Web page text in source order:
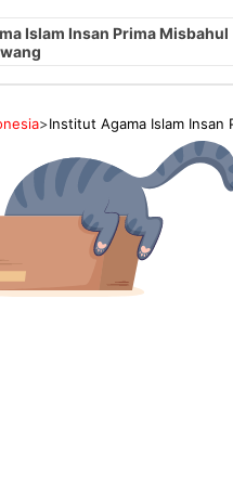
Islam Insan Prima Misbahul
>Institut Agama Islam Insan